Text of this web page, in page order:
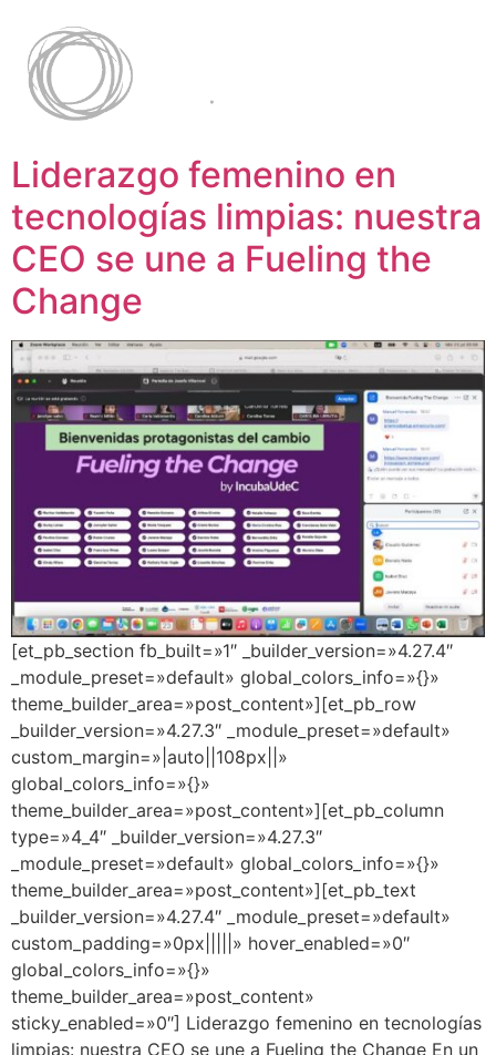
Liderazgo femenino en
tecnologías limpias: nuestra
CEO se une a Fueling the
Change
[et_pb_section fb_built=»1″ _builder_version=»4.27.4″
_module_preset=»default» global_colors_info=»{}»
theme_builder_area=»post_content»][et_pb_row
_builder_version=»4.27.3″ _module_preset=»default»
custom_margin=»|auto||108px||»
global_colors_info=»{}»
theme_builder_area=»post_content»][et_pb_column
type=»4_4″ _builder_version=»4.27.3″
_module_preset=»default» global_colors_info=»{}»
theme_builder_area=»post_content»][et_pb_text
_builder_version=»4.27.4″ _module_preset=»default»
custom_padding=»0px|||||» hover_enabled=»0″
global_colors_info=»{}»
theme_builder_area=»post_content»
sticky_enabled=»0″] Liderazgo femenino en tecnologías
limpias: nuestra CEO se une a Fueling the Change En un